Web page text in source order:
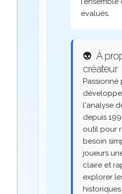
évalués.
👽 À
créateur
Passionné
l'analyse
depuis
outil pour
besoin
joueurs
claire et
explorer